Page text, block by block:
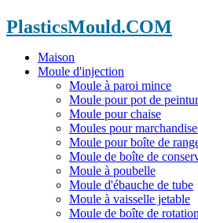
PlasticsMould.COM
Maison
Moule d'injection
Moule à paroi mince
Moule pour pot de
Moule pour chaise
Moules pour
Moule pour boîte de
Moule de boîte de
Moule à poubelle
Moule d'ébauche de tube
Moule à vaisselle jetable
Moule de boîte de rotation